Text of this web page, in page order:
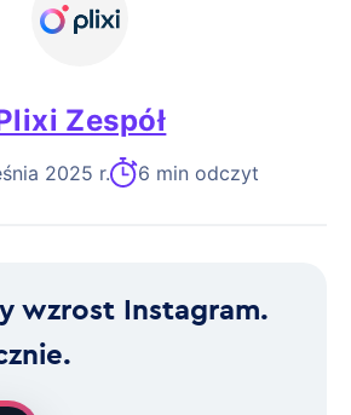
Zespół
2025 r. 6 min odczyt
wzrost Instagram.